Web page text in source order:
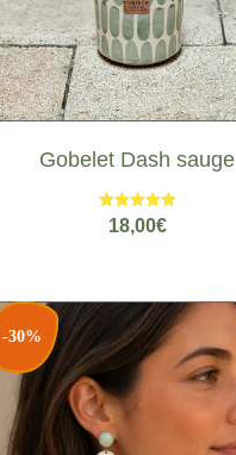
Gobelet Dash sauge
Note
5.00
18,00€
-30%